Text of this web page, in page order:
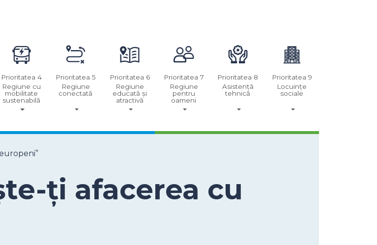
Prioritatea 4
Regiune cu
mobilitate
sustenabilă
Prioritatea 5
Regiune
conectată
Prioritatea 6
Regiune
educată și
atractivă
Prioritatea 7
Regiune
pentru
oameni
Prioritatea 8
Asistență
tehnică
Prioritatea 9
Locuințe
sociale
ți afacerea cu